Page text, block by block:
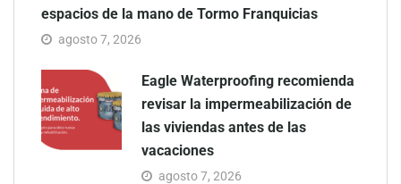
espacios de la mano de Tormo Franquicias
agosto 7, 2026
Eagle Waterproofing recomienda
revisar la impermeabilización de
las viviendas antes de las
vacaciones
agosto 7, 2026